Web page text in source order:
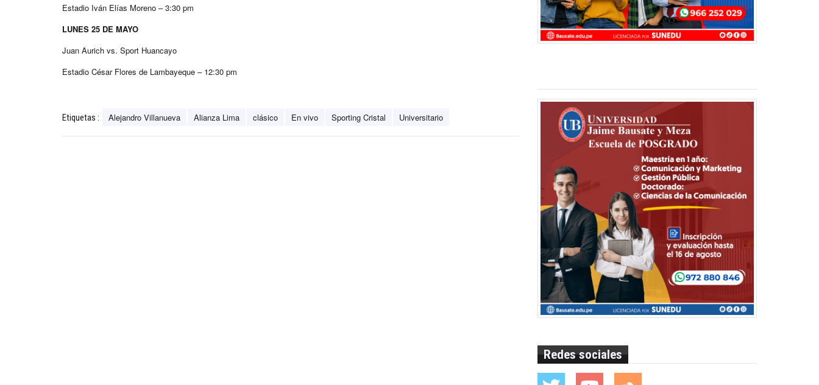
Estadio Iván Elías Moreno – 3:30 pm
LUNES 25 DE MAYO
Juan Aurich vs. Sport Huancayo
Estadio César Flores de Lambayeque – 12:30 pm
Etiquetas : Alejandro Villanueva Alianza Lima clásico En vivo Sporting Cristal Universitario
Redes sociales